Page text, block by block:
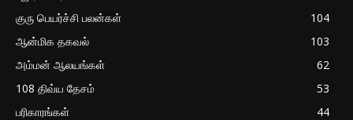
குரு பெயர்ச்சி பலன்கள்
104
ஆன்மிக தகவல்
103
அம்மன் ஆலயங்கள்
62
108 திவ்ய தேசம்
53
பரிகாரங்கள்
44